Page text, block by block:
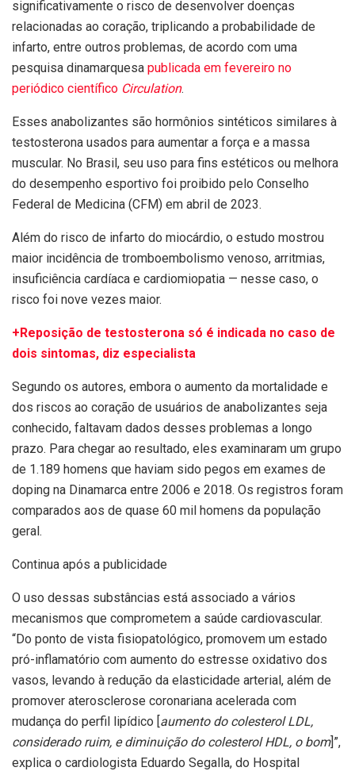
significativamente o risco de desenvolver doenças
relacionadas ao coração, triplicando a probabilidade de
infarto, entre outros problemas, de acordo com uma
pesquisa dinamarquesa publicada em fevereiro no
periódico científico Circulation.
Esses anabolizantes são hormônios sintéticos similares à
testosterona usados para aumentar a força e a massa
muscular. No Brasil, seu uso para fins estéticos ou melhora
do desempenho esportivo foi proibido pelo Conselho
Federal de Medicina (CFM) em abril de 2023.
Além do risco de infarto do miocárdio, o estudo mostrou
maior incidência de tromboembolismo venoso, arritmias,
insuficiência cardíaca e cardiomiopatia — nesse caso, o
risco foi nove vezes maior.
+Reposição de testosterona só é indicada no caso de
dois sintomas, diz especialista
Segundo os autores, embora o aumento da mortalidade e
dos riscos ao coração de usuários de anabolizantes seja
conhecido, faltavam dados desses problemas a longo
prazo. Para chegar ao resultado, eles examinaram um grupo
de 1.189 homens que haviam sido pegos em exames de
doping na Dinamarca entre 2006 e 2018. Os registros foram
comparados aos de quase 60 mil homens da população
geral.
Continua após a publicidade
O uso dessas substâncias está associado a vários
mecanismos que comprometem a saúde cardiovascular.
“Do ponto de vista fisiopatológico, promovem um estado
pró-inflamatório com aumento do estresse oxidativo dos
vasos, levando à redução da elasticidade arterial, além de
promover aterosclerose coronariana acelerada com
mudança do perfil lipídico [ aumento do colesterol LDL,
considerado ruim, e diminuição do colesterol HDL, o bom]”,
explica o cardiologista Eduardo Segalla, do Hospital